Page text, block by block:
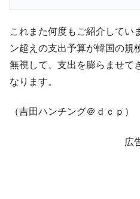
「KDDX」1番艦、2032年竣工
『Money1』
【対日本円】
に韓国がいっちょがみしたの
『Money1』
韓国政府『
は韓国で『BYD』車は売れて
『Money1』
在韓米国大使
ドを掲げる「在韓反米勢力」
これまた何度もご紹介してい
ン超えの支出予算が韓国の規
無視して、支出を膨らませて
なります。
（吉田ハンチング＠ｄｃｐ）
広